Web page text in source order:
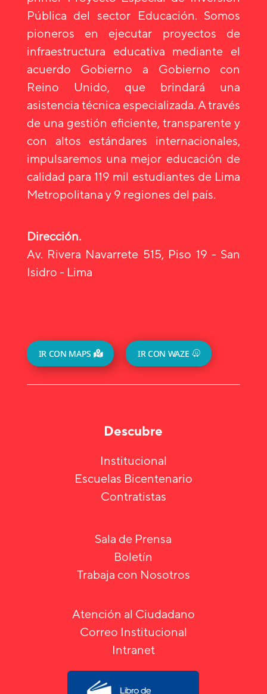
Pública del sector Educación. Somos
pioneros en ejecutar proyectos de
infraestructura educativa mediante el
acuerdo Gobierno a Gobierno con
Reino Unido, que brindará una
asistencia técnica especializada. A través
de una gestión eficiente, transparente y
con altos estándares internacionales,
impulsaremos una mejor educación de
calidad para 119 mil estudiantes de Lima
Metropolitana y 9 regiones del país.
Dirección.
Av. Rivera Navarrete 515, Piso 19 - San
Isidro - Lima
IR CON MAPS IR CON WAZE
Descubre
Institucional
Escuelas Bicentenario
Contratistas
Sala de Prensa
Boletín
Trabaja con Nosotros
Atención al Ciudadano
Correo Institucional
Intranet